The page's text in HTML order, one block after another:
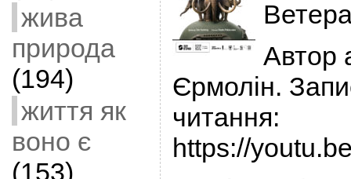
жива
природа
(194)
життя як
воно є
(153)
Автор
Єрмолін.
читання:
https://